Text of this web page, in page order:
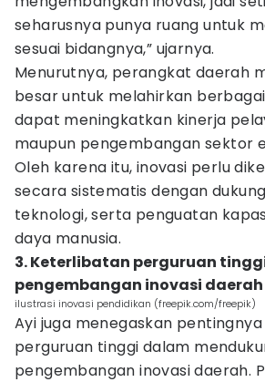
seharusnya punya ruang untuk
sesuai bidangnya,” ujarnya.
Menurutnya, perangkat daerah
besar untuk melahirkan
dapat meningkatkan kinerja
maupun pengembangan sektor
Oleh karena itu, inovasi perlu
secara sistematis dengan
teknologi, serta penguatan
daya manusia.
3. Keterlibatan perguruan
pengembangan inovasi
ilustrasi inovasi pendidikan (freepik.com/freepik)
Ayi juga menegaskan
perguruan tinggi dalam
pengembangan inovasi daerah.